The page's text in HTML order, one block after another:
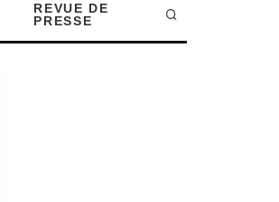
REVUE DE
PRESSE